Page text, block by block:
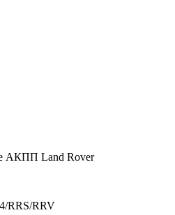
АКПП Land Rover
RRS/RRV